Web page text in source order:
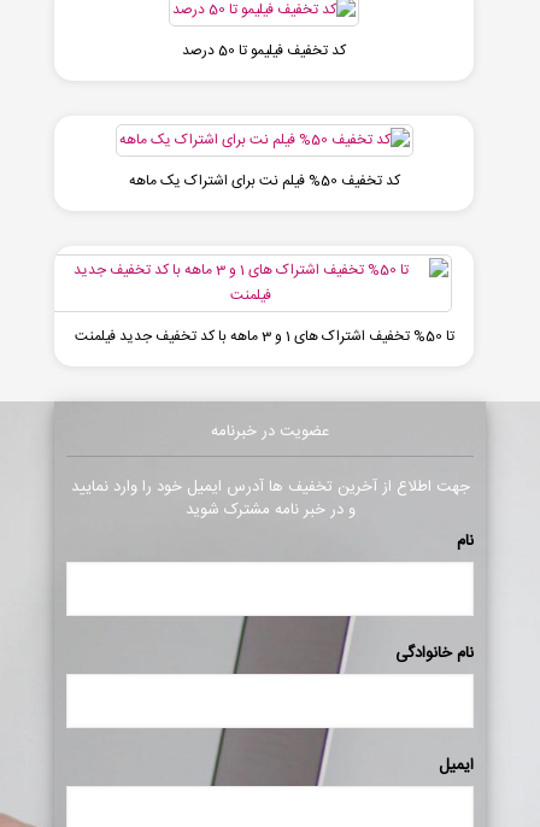
کد تخفیف فیلیمو تا 50 درصد
کد تخفیف 50% فیلم نت برای اشتراک یک ماهه
تا 50% تخفیف اشتراک های 1 و 3 ماهه با کد تخفیف جدید فیلمنت
عضویت در خبرنامه
جهت اطلاع از آخرین تخفیف ها آدرس ایمیل خود را وارد نمایید
و در خبر نامه مشترک شوید
نام
نام خانوادگی
ایمیل